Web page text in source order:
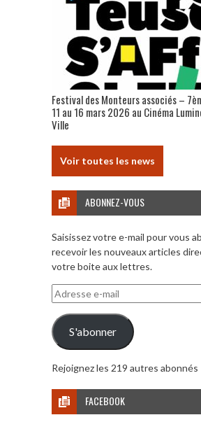
Festival des Monteurs associés –
11 au 16 mars 2026 au Cinéma
Ville
Voir toutes les news
ABONNEZ-VOUS
Saisissez votre e-mail pour vous
recevoir les nouveaux articles
votre boite aux lettres.
Adresse
e-
mail
S'abonner
Rejoignez les 219 autres abonnés
FACEBOOK